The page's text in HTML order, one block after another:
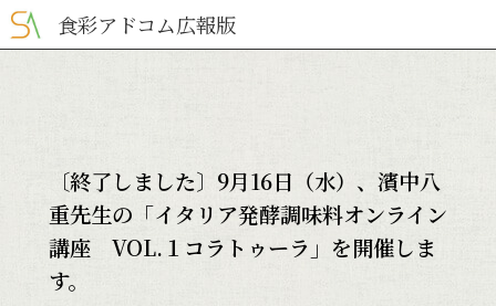
食彩アドコム広報版
〔終了しました〕9月16日（水）、濱中八
重先生の「イタリア発酵調味料オンライン
講座 VOL.１コラトゥーラ」を開催しま
す。